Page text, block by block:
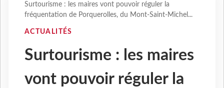
Surtourisme : les maires vont pouvoir réguler la
fréquentation de Porquerolles, du Mont-Saint-Michel...
ACTUALITÉS
Surtourisme : les maires
vont pouvoir réguler la